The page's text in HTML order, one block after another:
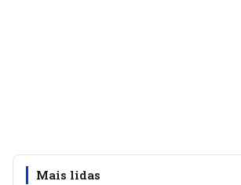
Mais lidas